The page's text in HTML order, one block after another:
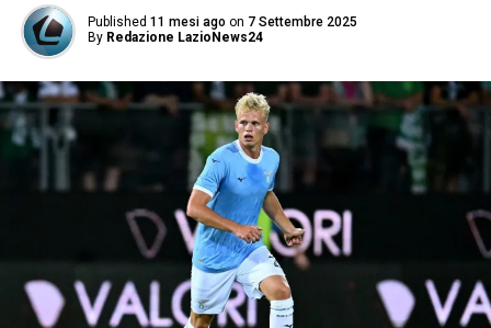
Published 11 mesi ago on 7 Settembre 2025
By Redazione LazioNews24